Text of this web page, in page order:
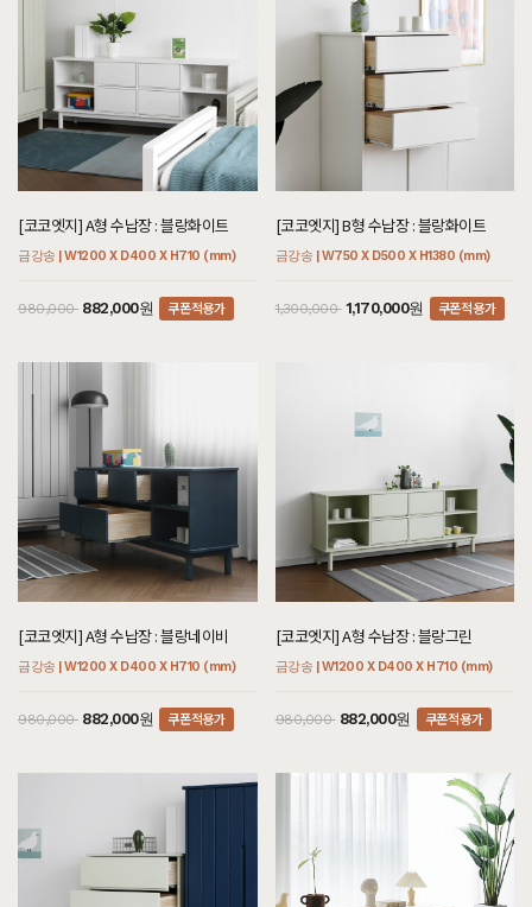
[코코엣지] A형 수납장 : 블랑화이트
금강송 | W1200 X D400 X H710 (mm)
980,000 882,000원 쿠폰적용가
[코코엣지] B형 수납장 : 블랑화이트
금강송 | W750 X D500 X H1380 (mm)
1,300,000 1,170,000원 쿠폰적용가
[코코엣지] A형 수납장 : 블랑네이비
금강송 | W1200 X D400 X H710 (mm)
980,000 882,000원 쿠폰적용가
[코코엣지] A형 수납장 : 블랑그린
금강송 | W1200 X D400 X H710 (mm)
980,000 882,000원 쿠폰적용가